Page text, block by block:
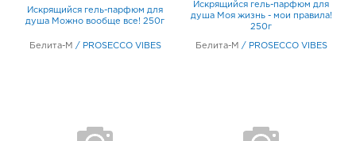
Искрящийся гель-парфюм для
душа Можно вообще все! 250г
Белита-М / PROSECCO VIBES
Искрящийся гель-парфюм для
душа Моя жизнь - мои правила!
250г
Белита-М / PROSECCO VIBES